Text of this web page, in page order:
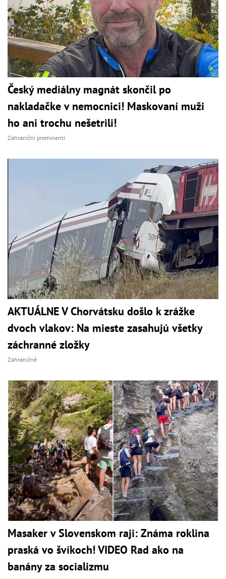
Český mediálny magnát skončil po
nakladačke v nemocnici! Maskovaní muži
ho ani trochu nešetrili!
Zahraniční prominenti
AKTUÁLNE V Chorvátsku došlo k zrážke
dvoch vlakov: Na mieste zasahujú všetky
záchranné zložky
Zahraničné
Masaker v Slovenskom raji: Známa roklina
praská vo švíkoch! VIDEO Rad ako na
banány za socializmu